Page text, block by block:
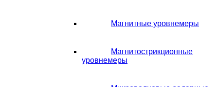
Магнитные уровнемеры
Магнитострикционные
уровнемеры